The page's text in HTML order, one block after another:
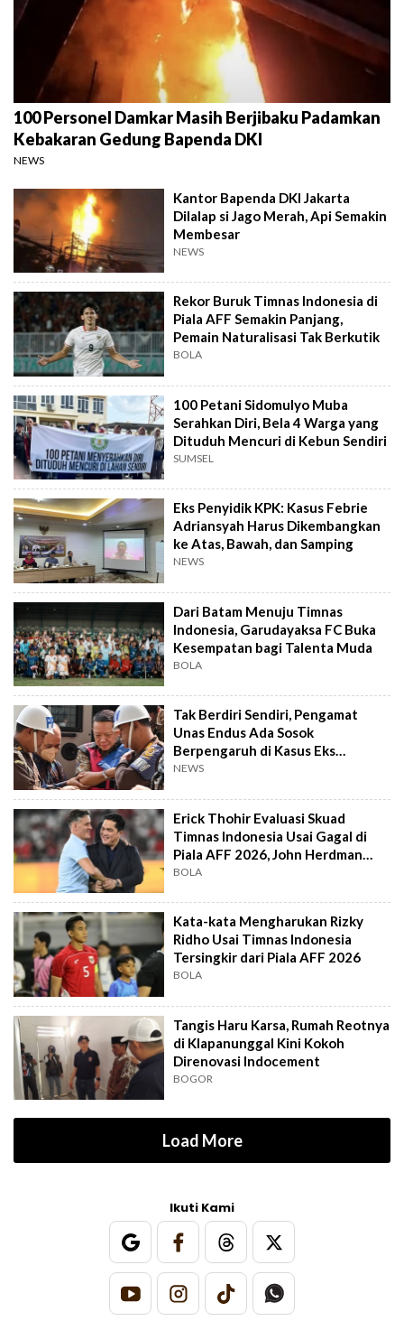
100 Personel Damkar Masih Berjibaku Padamkan
Kebakaran Gedung Bapenda DKI
NEWS
Kantor Bapenda DKI Jakarta
Dilalap si Jago Merah, Api Semakin
Membesar
NEWS
Rekor Buruk Timnas Indonesia di
Piala AFF Semakin Panjang,
Pemain Naturalisasi Tak Berkutik
BOLA
100 Petani Sidomulyo Muba
Serahkan Diri, Bela 4 Warga yang
Dituduh Mencuri di Kebun Sendiri
SUMSEL
Eks Penyidik KPK: Kasus Febrie
Adriansyah Harus Dikembangkan
ke Atas, Bawah, dan Samping
NEWS
Dari Batam Menuju Timnas
Indonesia, Garudayaksa FC Buka
Kesempatan bagi Talenta Muda
BOLA
Tak Berdiri Sendiri, Pengamat
Unas Endus Ada Sosok
Berpengaruh di Kasus Eks
Jampidsus
NEWS
Erick Thohir Evaluasi Skuad
Timnas Indonesia Usai Gagal di
Piala AFF 2026, John Herdman
Out?
BOLA
Kata-kata Mengharukan Rizky
Ridho Usai Timnas Indonesia
Tersingkir dari Piala AFF 2026
BOLA
Tangis Haru Karsa, Rumah Reotnya
di Klapanunggal Kini Kokoh
Direnovasi Indocement
BOGOR
Load More
Ikuti Kami